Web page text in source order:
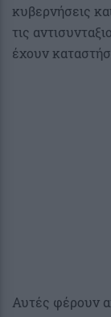
κυβερνήσεις
τις
έχουν
Αυτές φέρουν